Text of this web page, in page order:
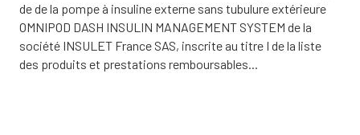
de de la pompe à insuline externe sans tubulure extérieure
OMNIPOD DASH INSULIN MANAGEMENT SYSTEM de la
société INSULET France SAS, inscrite au titre I de la liste
des produits et prestations remboursables...